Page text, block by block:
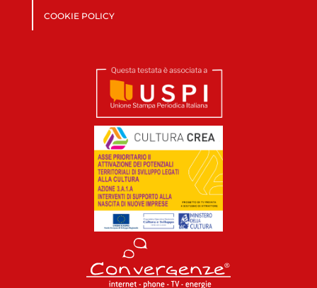
COOKIE POLICY